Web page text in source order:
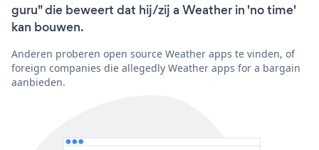
guru" die beweert dat hij/zij a Weather in 'no time'
kan bouwen.
Anderen proberen open source Weather apps te vinden, of
foreign companies die allegedly Weather apps for a bargain
aanbieden.